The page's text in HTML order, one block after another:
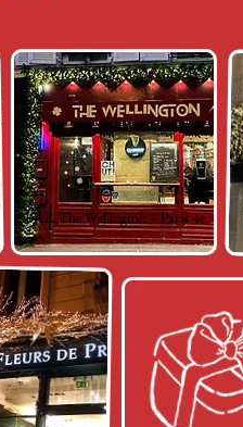
BAR The Wellington - Paris 4e